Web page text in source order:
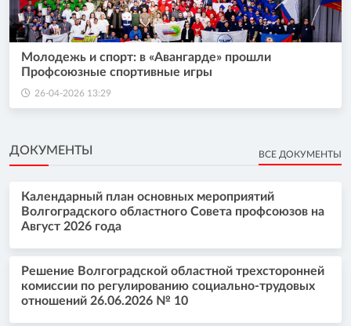
Молодежь и спорт: в «Авангарде» прошли
Профсоюзные спортивные игры
26-04-2026 13:29
ДОКУМЕНТЫ ВСЕ ДОКУМЕНТЫ
Календарный план основных мероприятий
Волгоградского областного Совета профсоюзов на
Август 2026 года
Решение Волгоградской областной трехсторонней
комиссии по регулированию социально-трудовых
отношений 26.06.2026 № 10